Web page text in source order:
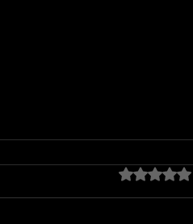
Avaliado